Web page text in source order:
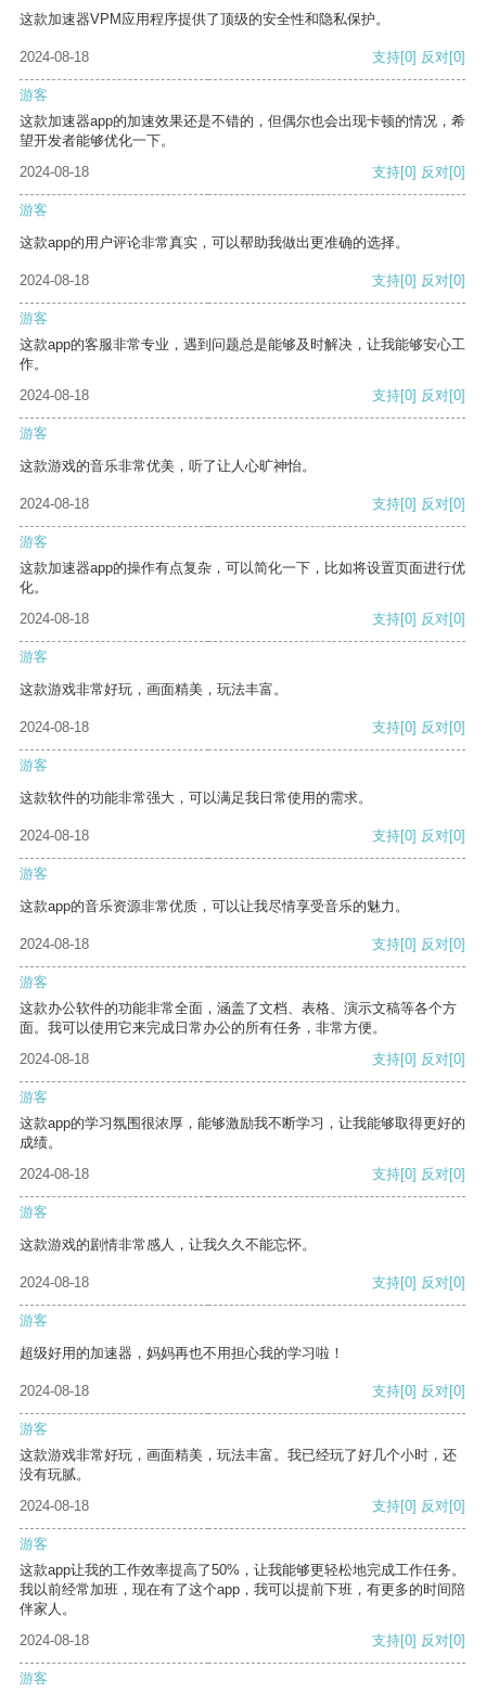
这款加速器VPM应用程序提供了顶级的安全性和隐私保护。
2024-08-18 支持[0] 反对[0]
游客
这款加速器app的加速效果还是不错的，但偶尔也会出现卡顿的情况，希
望开发者能够优化一下。
2024-08-18
支持[0] 反对[0]
游客
这款app的用户评论非常真实，可以帮助我做出更准确的选择。
2024-08-18 支持[0] 反对[0]
游客
这款app的客服非常专业，遇到问题总是能够及时解决，让我能够安心工
作。
2024-08-18
支持[0] 反对[0]
游客
这款游戏的音乐非常优美，听了让人心旷神怡。
2024-08-18 支持[0] 反对[0]
游客
这款加速器app的操作有点复杂，可以简化一下，比如将设置页面进行优
化。
2024-08-18
支持[0] 反对[0]
游客
这款游戏非常好玩，画面精美，玩法丰富。
2024-08-18 支持[0] 反对[0]
游客
这款软件的功能非常强大，可以满足我日常使用的需求。
2024-08-18 支持[0] 反对[0]
游客
这款app的音乐资源非常优质，可以让我尽情享受音乐的魅力。
2024-08-18 支持[0] 反对[0]
游客
这款办公软件的功能非常全面，涵盖了文档、表格、演示文稿等各个方
面。我可以使用它来完成日常办公的所有任务，非常方便。
2024-08-18
支持[0] 反对[0]
游客
这款app的学习氛围很浓厚，能够激励我不断学习，让我能够取得更好的
成绩。
2024-08-18
支持[0] 反对[0]
游客
这款游戏的剧情非常感人，让我久久不能忘怀。
2024-08-18 支持[0] 反对[0]
游客
超级好用的加速器，妈妈再也不用担心我的学习啦！
2024-08-18 支持[0] 反对[0]
游客
这款游戏非常好玩，画面精美，玩法丰富。我已经玩了好几个小时，还
没有玩腻。
2024-08-18
支持[0] 反对[0]
游客
这款app让我的工作效率提高了50%，让我能够更轻松地完成工作任务。
我以前经常加班，现在有了这个app，我可以提前下班，有更多的时间陪
伴家人。
2024-08-18
支持[0] 反对[0]
游客